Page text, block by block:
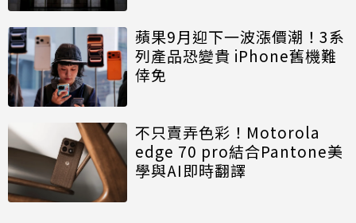
蘋果9月迎下一波漲價潮！3系
列產品恐變貴 iPhone舊機難
倖免
不只賣弄色彩！Motorola
edge 70 pro結合Pantone美
學與AI即時翻譯